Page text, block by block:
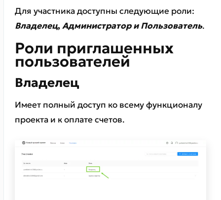
Для участника доступны следующие роли:
Владелец,Администратор и Пользователь.
Роли приглашенных
пользователей
Владелец
Имеет полный доступ ко всему функционалу
проекта и к оплате счетов.